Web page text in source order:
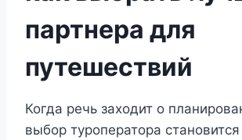
партнера для
путешествий
Когда речь заходит о
выбор туроператора